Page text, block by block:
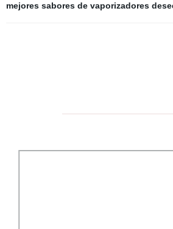
mejores sabores de vaporizadores